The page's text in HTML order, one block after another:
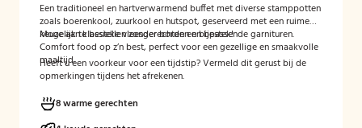
Een traditioneel en hartverwarmend buffet met diverse stamppotten
zoals boerenkool, zuurkool en hutspot, geserveerd met een ruime
keuze aan klassieke vleesgerechten en bijpassende garnituren.
Comfort food op z’n best, perfect voor een gezellige en smaakvolle
maaltijd.
Mogelijk te bestellen zonder borden en bestek!
Heeft u een voorkeur voor een tijdstip? Vermeld dit gerust bij de
opmerkingen tijdens het afrekenen.
8 warme gerechten